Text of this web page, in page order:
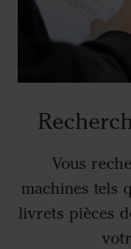
Vous
machines tels
livrets pièces